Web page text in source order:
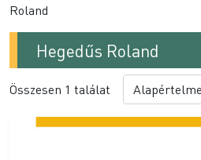
Roland
Hegedűs Roland
Összesen 1 találat